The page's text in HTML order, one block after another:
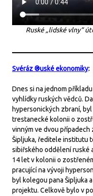
Ruské „lidské vlny“
Svéráz ®uské ekonomiky:
Dnes si na jednom
vyhlídky ruských vědců.
hypersonických zbraní,
trestanecké kolonii o
vinným ve dvou případech
Šipljuka, ředitele institutu
sibiřského oddělení ruské
14 let v kolonii o
pracující na vývoji
byl kolegou pana Šipljuka
projektu. Celkově bylo v